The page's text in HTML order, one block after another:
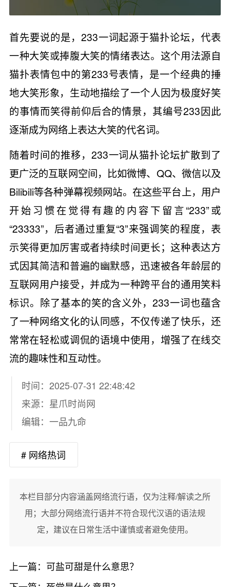
首先要说的是，233一词起源于猫扑论坛，代表
一种大笑或捧腹大笑的情绪表达。这个用法源自
猫扑表情包中的第233号表情，是一个经典的捶
地大笑形象，生动地描绘了一个人因为极度好笑
的事情而笑得前仰后合的情景，其编号233因此
逐渐成为网络上表达大笑的代名词。
随着时间的推移，233一词从猫扑论坛扩散到了
更广泛的互联网空间，比如微博、QQ、微信以及
Bilibili等各种弹幕视频网站。在这些平台上，用户
开始习惯在觉得有趣的内容下留言“233”或
“23333”，后者通过重复“3”来强调笑的程度，表
示笑得更加厉害或者持续时间更长；这种表达方
式因其简洁和普遍的幽默感，迅速被各年龄层的
互联网用户接受，并成为一种跨平台的通用笑料
标识。除了基本的笑的含义外，233一词也蕴含
了一种网络文化的认同感，不仅传递了快乐，还
常常在轻松或调侃的语境中使用，增强了在线交
流的趣味性和互动性。
时间：2025-07-31 22:48:42
来源： 星爪时尚网
编辑：一品九命
# 网络热词
本栏目部分内容涵盖网络流行语，仅为注释/解读之所
用；大部分网络流行语并不符合现代汉语的语法规
定，建议在日常生活中谨慎或者避免使用。
上一篇： 可盐可甜是什么意思？